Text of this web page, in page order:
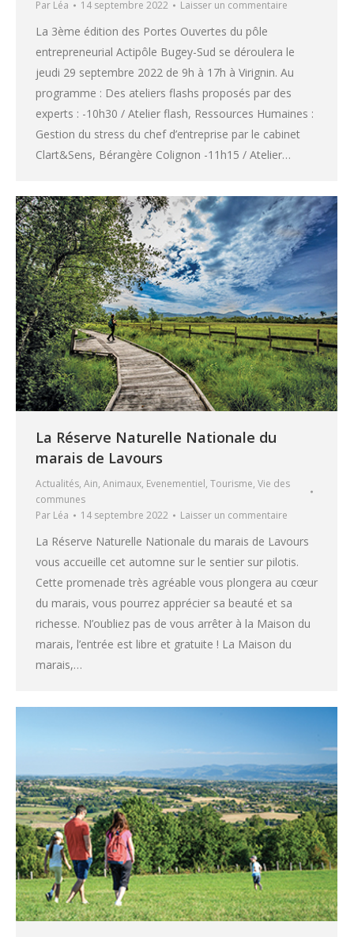
Par Léa 14 septembre 2022 Laisser un commentaire
La 3ème édition des Portes Ouvertes du pôle
entrepreneurial Actipôle Bugey-Sud se déroulera le
jeudi 29 septembre 2022 de 9h à 17h à Virignin. Au
programme : Des ateliers flashs proposés par des
experts : -10h30 / Atelier flash, Ressources Humaines :
Gestion du stress du chef d’entreprise par le cabinet
Clart&Sens, Bérangère Colignon -11h15 / Atelier…
La Réserve Naturelle Nationale du
marais de Lavours
Actualités, Ain, Animaux, Evenementiel, Tourisme, Vie des
communes
Par Léa 14 septembre 2022 Laisser un commentaire
La Réserve Naturelle Nationale du marais de Lavours
vous accueille cet automne sur le sentier sur pilotis.
Cette promenade très agréable vous plongera au cœur
du marais, vous pourrez apprécier sa beauté et sa
richesse. N’oubliez pas de vous arrêter à la Maison du
marais, l’entrée est libre et gratuite ! La Maison du
marais,…